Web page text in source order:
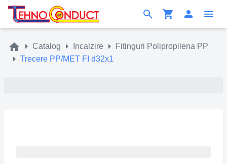
Catalog Incalzire
Fitinguri Polipropilena PP
Trecere PP/MET FI d32x1